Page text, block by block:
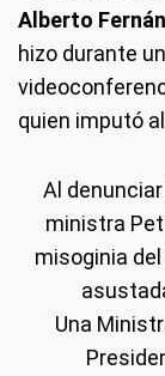
Alberto
hizo durante
quien imputó
Al
ministra
misoginia
Una